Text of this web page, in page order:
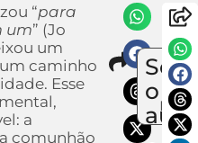
“para
um” (Jo
um
caminho
Esse
a
comunhão
o